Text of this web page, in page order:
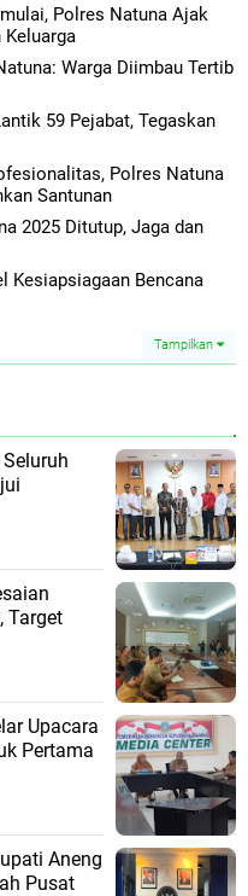
Polres Natuna Ajak
Keluarga
Warga Diimbau Tertib
59 Pejabat, Tegaskan
Polres Natuna
Santunan
2025 Ditutup, Jaga dan
Kesiapsiagaan Bencana
Tampilkan
Target
Upacara
Pertama
Aneng
Pusat